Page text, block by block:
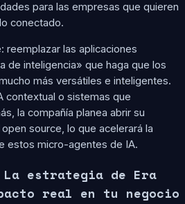
para las empresas que quieren
conectado.
reemplazar las aplicaciones
de inteligencia» que haga que los
más versátiles e inteligentes.
contextual o sistemas que
la compañía planea abrir su
source, lo que acelerará la
estos micro-agentes de IA.
estrategia de Era
real en tu negocio